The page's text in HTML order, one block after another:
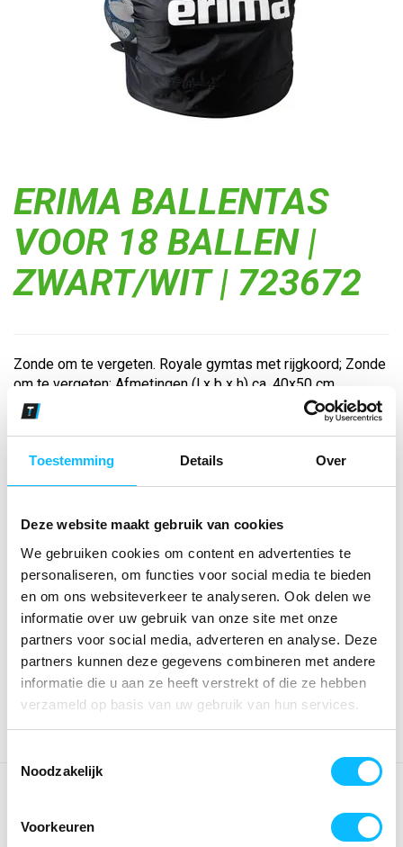
Toestemming Details Over
Deze website maakt gebruik van cookies
We gebruiken cookies om content en advertenties te
personaliseren, om functies voor social media te bieden
en om ons websiteverkeer te analyseren. Ook delen we
informatie over uw gebruik van onze site met onze
partners voor social media, adverteren en analyse. Deze
partners kunnen deze gegevens combineren met andere
informatie die u aan ze heeft verstrekt of die ze hebben
verzameld op basis van uw gebruik van hun services.
Noodzakelijk
Voorkeuren
ERIMA BALLENTAS
VOOR 18 BALLEN |
ZWART/WIT | 723672
Zonde om te vergeten. Royale gymtas met rijgkoord; Zonde
om te vergeten; Afmetingen (l x b x h) ca. 40x50 cm...
*Gratis verzending vanaf €150,- exclusief BTW
Bestellen
€ 29,01 € 37,19excl BTW
€ 35,10 € 45 ,- incl BTW
Zonde om te vergeten. Royale gymtas met rijgkoord; Zonde